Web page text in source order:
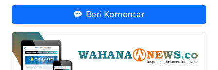
Beri Komentar
BABEL
WN
SUMBAR